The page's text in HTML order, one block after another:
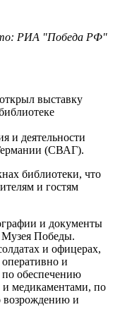
РИА "Победа РФ"
выставку
и деятельности
(СВАГ).
библиотеки, что
и гостям
и документы
Музея Победы.
и офицерах,
и
по обеспечению
и медикаментами, по
возрождению и